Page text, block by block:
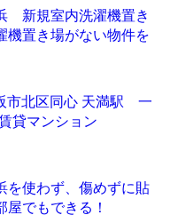
新規室内洗濯機置き
置き場がない物件を
市北区同心 天満駅 一
貸マンション
を使わず、傷めずに貼
屋でもできる！